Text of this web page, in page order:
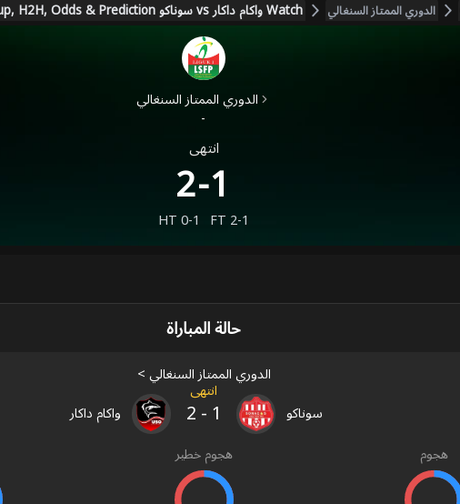
الدوري الممتاز السنغالي Watch واكام داكار vs سوناكو Live Score, Stream, Lineup, H2H, Odds & Prediction
الدوري الممتاز السنغالي
-
انتهى
2-1
HT0-1 FT2-1
حالة المباراة
الدوري الممتاز السنغالي>
انتهى
واكام داكار
2-1
سوناكو
هجوم
هجوم خطير